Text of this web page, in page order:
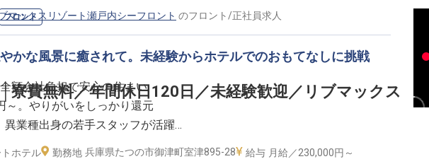
以来、不動産業からホテル、飲食まで多彩なビジネスを全国で展開する
ブマックス」。揺るぎない基盤を武器に、働くスタッフへ手厚い優遇策を整
住居については、会社が寮費を全額負担（光熱費等除く）。さらに年間休日
プクラスの水準を誇り、私生活を大切にしながら心身にゆとりを持って働
の基本からホテル経営の一端まで多岐にわたる経験を積み、整備された評価
ロの道を目指しませんか。
フロント
寮費無料／年間休日120日／未経験歓迎／リブマックス
マックスリゾート瀬戸内シーフロント のフロント /正社員求人
かな風景に癒されて。未経験からホテルでのおもてなしに挑戦
額会社負担で安心の住まい
。やりがいをしっかり還元
業種出身の若手スタッフが活躍
日。メリハリのある働き方
トホテル 勤務地 兵庫県たつの市御津町室津895-28 給与 月給／230,000円～